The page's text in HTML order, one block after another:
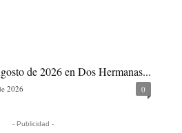
de 2026 en Dos Hermanas...
2026 0
- Publicidad -